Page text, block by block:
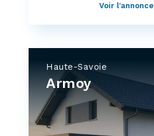
Voir l'annonce
Haute-Savoie
Armoy